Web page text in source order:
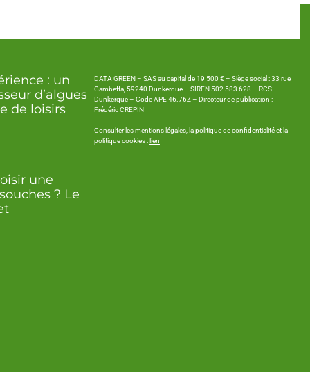
: un
d’algues
de loisirs
une
? Le
DATA GREEN – SAS au capital de 19 500 € – Siège social : 33 rue
Gambetta, 59240 Dunkerque – SIREN 502 583 628 – RCS
Dunkerque – Code APE 46.76Z – Directeur de publication :
Frédéric CREPIN
Consulter les mentions légales, la politique de confidentialité et la
politique cookies : lien